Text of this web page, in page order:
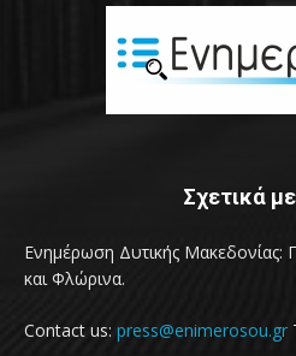
Σχετικά
Ενημέρωση Δυτικής Μακεδονίας:
και Φλώρινα.
Contact us: press@enimerosou.gr